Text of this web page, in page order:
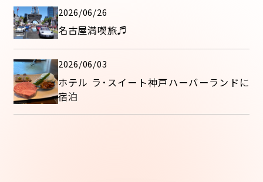
2026/06/26
名古屋満喫旅♬
2026/06/03
ホテル ラ･スイート神戸ハーバーランドに
宿泊